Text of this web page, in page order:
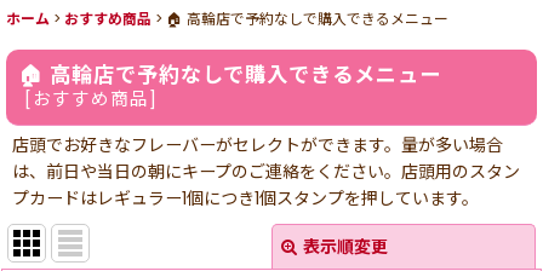
ホーム > おすすめ商品 > 🏠 高輪店で予約なしで購入できるメニュー
🏠 高輪店で予約なしで購入できるメニュー
おすすめ商品
店頭でお好きなフレーバーがセレクトができます。量が多い場合
は、前日や当日の朝にキープのご連絡をください。店頭用のスタン
プカードはレギュラー1個につき1個スタンプを押しています。
表示順変更